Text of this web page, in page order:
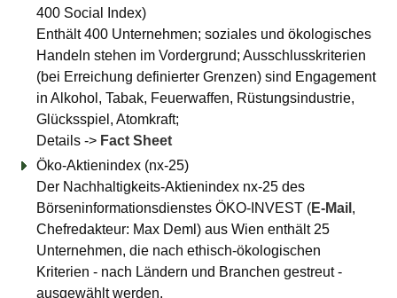
400 Social Index)
Enthält 400 Unternehmen; soziales und ökologisches
Handeln stehen im Vordergrund; Ausschlusskriterien
(bei Erreichung definierter Grenzen) sind Engagement
in Alkohol, Tabak, Feuerwaffen, Rüstungsindustrie,
Glücksspiel, Atomkraft;
Details -> Fact Sheet
Öko-Aktienindex (nx-25)
Der Nachhaltigkeits-Aktienindex nx-25 des
Börseninformationsdienstes ÖKO-INVEST (E-Mail ,
Chefredakteur: Max Deml) aus Wien enthält 25
Unternehmen, die nach ethisch-ökologischen
Kriterien - nach Ländern und Branchen gestreut -
ausgewählt werden.